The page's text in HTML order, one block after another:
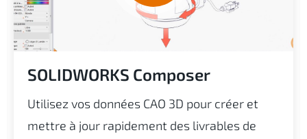
SOLIDWORKS Composer
Utilisez vos données CAO 3D pour créer et
mettre à jour rapidement des livrables de